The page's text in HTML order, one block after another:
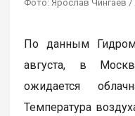
Фото: Ярослав Чингаев
По данным
августа, в
ожидается
Температура